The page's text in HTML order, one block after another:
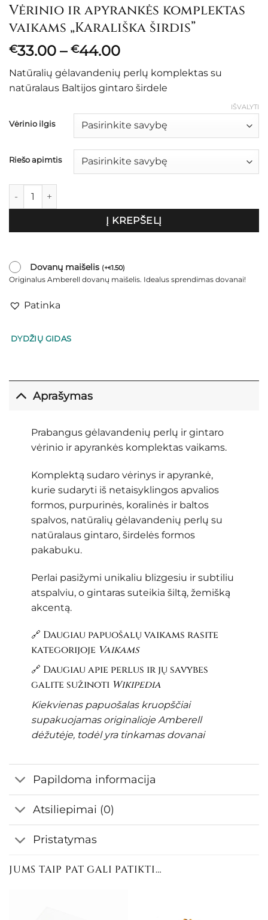
Vėrinio ir apyrankės komplektas
vaikams „Karališka širdis”
€33.00 – €44.00Price
€33.00
through
Natūralių gėlavandenių perlų komplektas su
natūralaus Baltijos gintaro širdele
Vėrinio ilgis
Riešo apimtis
IŠVALYTI
produkto kiekis: Vėrinio ir apyrankės komplektas vaikams
Į KREPŠELĮ
Dovanų maišelis (+€1.50)
Originalus Amberell dovanų maišelis. Idealus sprendimas dovanai!
Patinka
DYDŽIŲ GIDAS
Aprašymas
Prabangus gėlavandenių perlų ir gintaro
vėrinio ir apyrankės komplektas vaikams.
Komplektą sudaro vėrinys ir apyrankė,
kurie sudaryti iš netaisyklingos apvalios
formos, purpurinės, koralinės ir baltos
spalvos, natūralių gėlavandenių perlų su
natūralaus gintaro, širdelės formos
pakabuku.
Perlai pasižymi unikaliu blizgesiu ir subtiliu
atspalviu, o gintaras suteikia šiltą, žemišką
akcentą.
🔗 Daugiau papuošalų vaikams rasite
kategorijoje Vaikams
🔗 Daugiau apie perlus ir jų savybes
galite sužinoti Wikipedia
Kiekvienas papuošalas kruopščiai
supakuojamas originalioje Amberell
dėžutėje, todėl yra tinkamas dovanai
Papildoma informacija
Atsiliepimai (0)
Pristatymas
JUMS TAIP PAT GALI PATIKTI…